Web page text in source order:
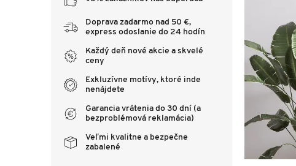
Doprava zadarmo nad 50 €,
express odoslanie do 24 hodín
Každý deň nové akcie a skvelé
ceny
Exkluzívne motívy, ktoré inde
nenájdete
Garancia vrátenia do 30 dní (a
bezproblémová reklamácia)
Veľmi kvalitne a bezpečne
zabalené